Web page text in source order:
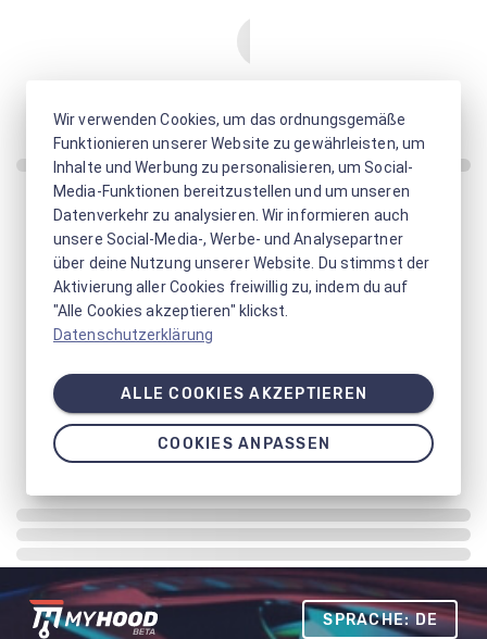
SPRACHE: DE
Wir verwenden Cookies, um das ordnungsgemäße
Funktionieren unserer Website zu gewährleisten, um
Inhalte und Werbung zu personalisieren, um Social-
Media-Funktionen bereitzustellen und um unseren
Datenverkehr zu analysieren. Wir informieren auch
unsere Social-Media-, Werbe- und Analysepartner
über deine Nutzung unserer Website. Du stimmst der
Aktivierung aller Cookies freiwillig zu, indem du auf
"Alle Cookies akzeptieren" klickst.
Datenschutzerklärung
ALLE COOKIES AKZEPTIEREN
COOKIES ANPASSEN